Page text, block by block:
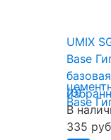
UMIX
Base
(0)
В
335